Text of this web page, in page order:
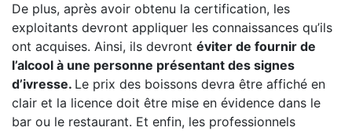
De plus, après avoir obtenu la certification, les
exploitants devront appliquer les connaissances qu’ils
ont acquises. Ainsi, ils devront éviter de fournir de
l’alcool à une personne présentant des signes
d’ivresse. Le prix des boissons devra être affiché en
clair et la licence doit être mise en évidence dans le
bar ou le restaurant. Et enfin, les professionnels